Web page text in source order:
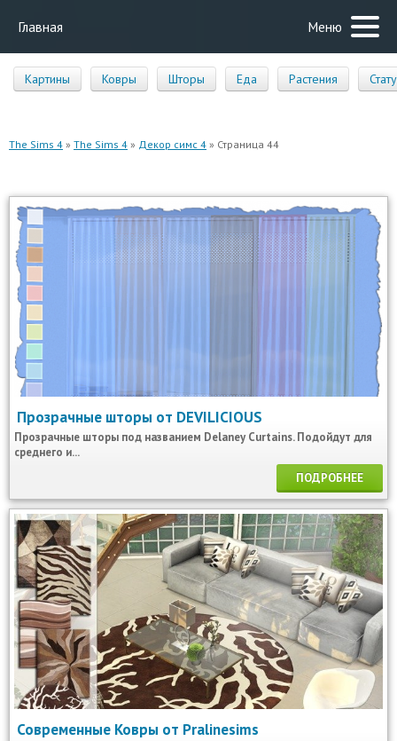
Главная Меню
Картины Ковры Шторы Еда Растения
The Sims 4 » The Sims 4 » Декор симс 4 » Страница 44
Прозрачные шторы от DEVILICIOUS
Прозрачные шторы под названием Delaney Curtains. Подойдут для
среднего и...
ПОДРОБНЕЕ
Современные Ковры от Pralinesims